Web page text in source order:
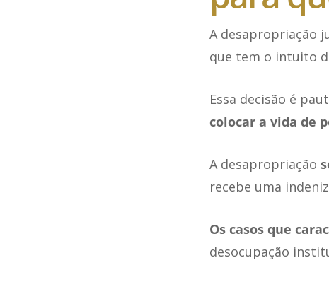
A desapropriação
que tem o intuito
Essa decisão é
colocar a vida de
A desapropriação
recebe uma
Os casos que
desocupação